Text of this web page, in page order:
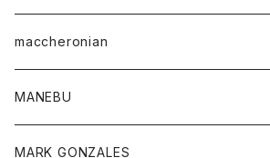
Tシャツ
セーター
チュニック
カットソー
シャツ
ロングスリーブテーシャツ
maccheronian
靴
MANEBU
靴
MARK GONZALES